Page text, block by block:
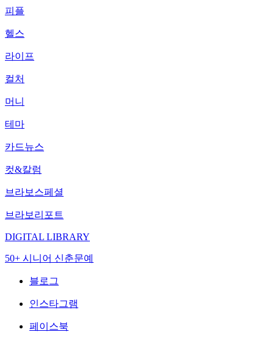
피플
헬스
라이프
컬처
머니
테마
카드뉴스
컷&칼럼
브라보스페셜
브라보리포트
DIGITAL LIBRARY
50+ 시니어 신춘문예
블로그
인스타그램
페이스북